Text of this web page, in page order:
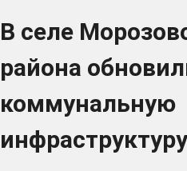
В селе
района
коммунальную
инфраструктуру